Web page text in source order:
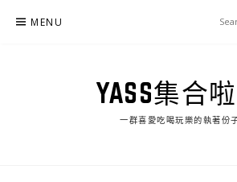
MENU
YASS集合啦
一群喜愛吃喝玩樂的執著份